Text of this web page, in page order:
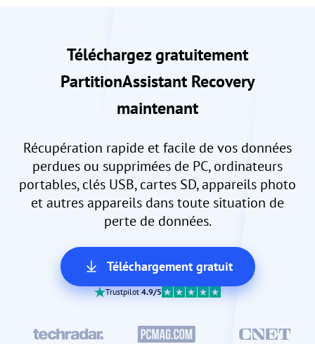
Téléchargez gratuitement
PartitionAssistant Recovery
maintenant
Récupération rapide et facile de vos données
perdues ou supprimées de PC, ordinateurs
portables, clés USB, cartes SD, appareils photo
et autres appareils dans toute situation de
perte de données.
Téléchargement gratuit
Trustpilot4.9/5